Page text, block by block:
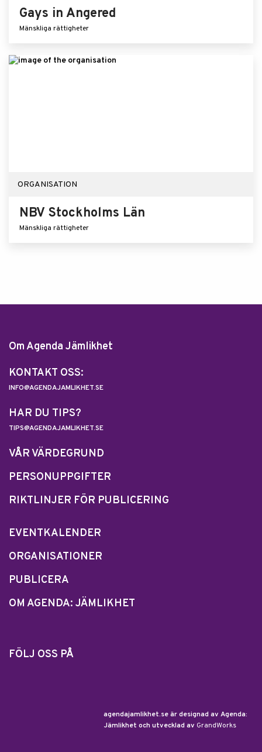
Gays in Angered
Mänskliga rättigheter
ORGANISATION
NBV Stockholms Län
Mänskliga rättigheter
Om Agenda Jämlikhet
KONTAKT OSS:
INFO@AGENDAJAMLIKHET.SE
HAR DU TIPS?
TIPS@AGENDAJAMLIKHET.SE
VÅR VÄRDEGRUND
PERSONUPPGIFTER
RIKTLINJER FÖR PUBLICERING
EVENTKALENDER
ORGANISATIONER
PUBLICERA
OM AGENDA: JÄMLIKHET
FÖLJ OSS PÅ
agendajamlikhet.se är designad av Agenda:
Jämlikhet och utvecklad av GrandWorks